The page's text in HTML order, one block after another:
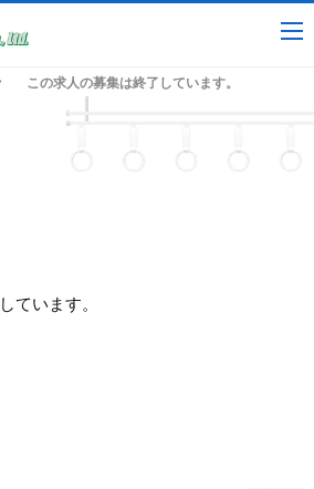
この求人の募集は終了しています。
ています。